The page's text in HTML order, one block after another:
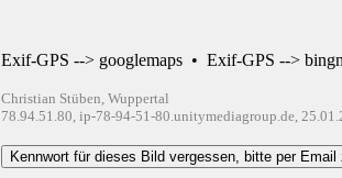
Exif-GPS --> googlemaps • Exif-GPS -->
Christian Stüben, Wuppertal
78.94.51.80, ip-78-94-51-80.unitymediagroup.de,